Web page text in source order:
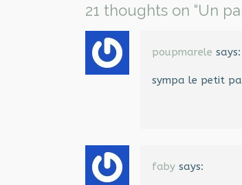
21 thoughts on “Un
poupmarele says:
sympa le petit
faby says: